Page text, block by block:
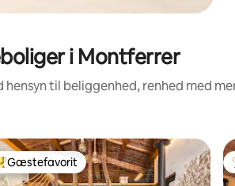
i Montferrer
til beliggenhed, renhed med
gæstefavorit
Gæstefavorit